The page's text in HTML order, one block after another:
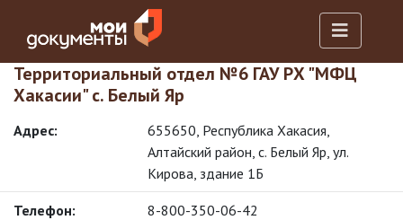
Территориальный отдел №6 ГАУ РХ "МФЦ
Хакасии" с. Белый Яр
Адрес:
655650, Республика Хакасия,
Алтайский район, с. Белый Яр, ул.
Кирова, здание 1Б
Телефон: 8-800-350-06-42